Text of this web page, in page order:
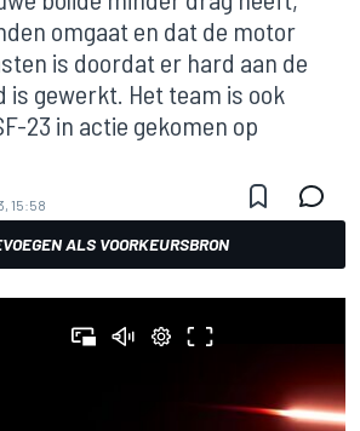
omgaat en dat de motor
is doordat er hard aan de
is gewerkt. Het team is ook
23 in actie gekomen op
15:58
ALS VOORKEURSBRON